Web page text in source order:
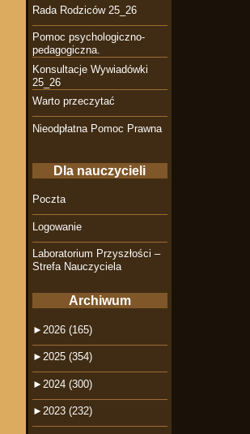
Rada Rodziców 25_26
Pomoc psychologiczno-
pedagogiczna.
Konsultacje Wywiadówki
25_26
Warto przeczytać
Nieodpłatna Pomoc Prawna
Dla nauczycieli
Poczta
Logowanie
Laboratorium Przyszłości –
Strefa Nauczyciela
Archiwum
► 2026 (165)
► 2025 (354)
► 2024 (300)
► 2023 (232)